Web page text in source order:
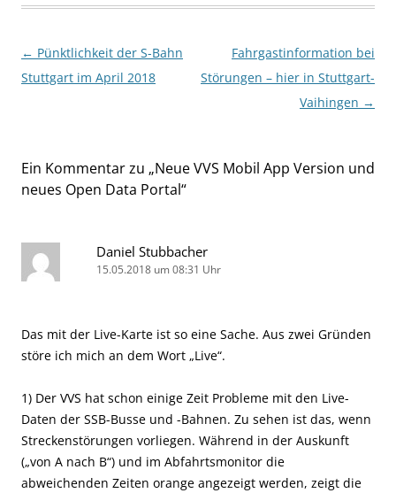
Beitragsnavigation
← Pünktlichkeit der S-Bahn
Stuttgart im April 2018
Fahrgastinformation bei
Störungen – hier in Stuttgart-
Vaihingen →
Ein Kommentar zu „Neue VVS Mobil App Version und
neues Open Data Portal“
Daniel Stubbacher
15.05.2018 um 08:31 Uhr
Das mit der Live-Karte ist so eine Sache. Aus zwei Gründen
störe ich mich an dem Wort „Live“.
1) Der VVS hat schon einige Zeit Probleme mit den Live-
Daten der SSB-Busse und -Bahnen. Zu sehen ist das, wenn
Streckenstörungen vorliegen. Während in der Auskunft
(„von A nach B“) und im Abfahrtsmonitor die
abweichenden Zeiten orange angezeigt werden, zeigt die